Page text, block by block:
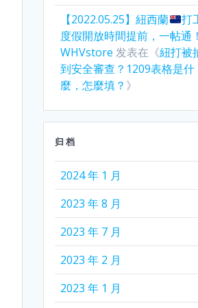
【2022.05.25】紐西蘭
打
度假開放時間提前，一帖通
WHVstore 发表在《紐打被
到安全審查？1209表格是什
麼，怎麼填？ 》
归档
2024 年 1 月
2023 年 8 月
2023 年 7 月
2023 年 2 月
2023 年 1 月